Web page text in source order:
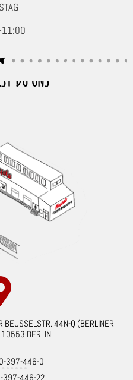
DU UNS
BEUSSELSTR. 44N-Q (BERLINER
10553 BERLIN
397-446-0
397-446-22